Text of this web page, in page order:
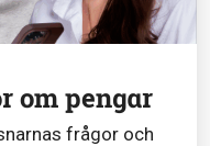
om pengar
frågor och